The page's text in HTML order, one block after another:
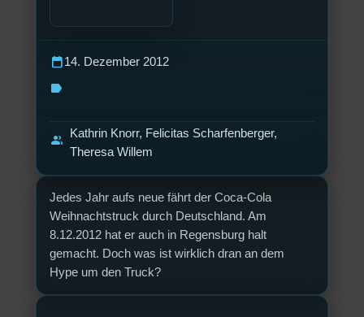
Jedes Jahr aufs neue fährt der Coca-Cola
Weihnachtstruck durch Deutschland. Am
8.12.2012 hat er auch in Regensburg halt
gemacht. Doch was ist wirklich dran an dem
Hype um den Truck?
calendar_today14. Dezember 2012
label
group
Kathrin Knorr, Felicitas Scharfenberger,
Theresa Willem